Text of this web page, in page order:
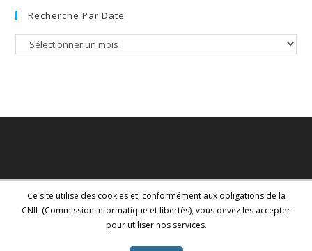
Recherche Par Date
Recherche
Ce site utilise des cookies et, conformément aux obligations de la
CNIL (Commission informatique et libertés), vous devez les accepter
pour utiliser nos services.